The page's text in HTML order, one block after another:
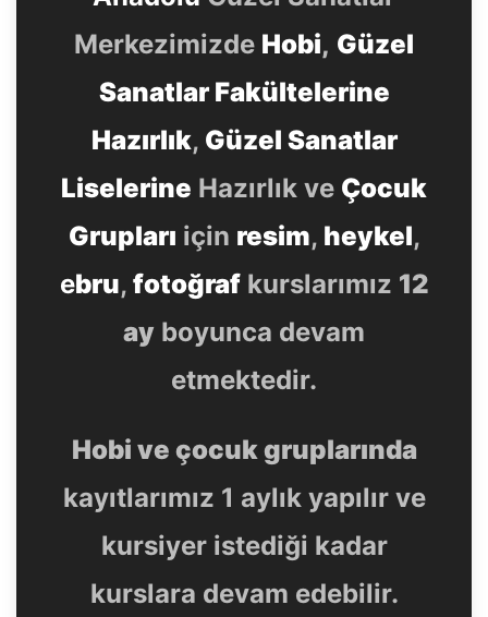
Merkezimizde Hobi, Güzel
Sanatlar Fakültelerine
Hazırlık, Güzel Sanatlar
Liselerine Hazırlık ve Çocuk
Grupları için resim, heykel,
ebru, fotoğrafkurslarımız 12
ay boyunca devam
etmektedir.
Hobi ve çocuk gruplarında
kayıtlarımız 1 aylık yapılır ve
kursiyer istediği kadar
kurslara devam edebilir.